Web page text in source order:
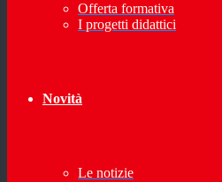
Offerta formativa
I progetti didattici
Novità
Le notizie